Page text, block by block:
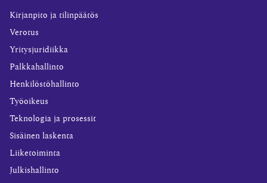
Kirjanpito ja tilinpäätös
Verotus
Yritysjuridiikka
Palkkahallinto
Henkilöstöhallinto
Työoikeus
Teknologia ja prosessit
Sisäinen laskenta
Liiketoiminta
Julkishallinto